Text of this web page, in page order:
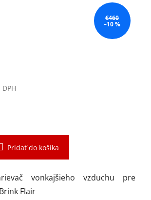
€460
–10 %
Pridať do košíka
vonkajšieho vzduchu pre
Flair